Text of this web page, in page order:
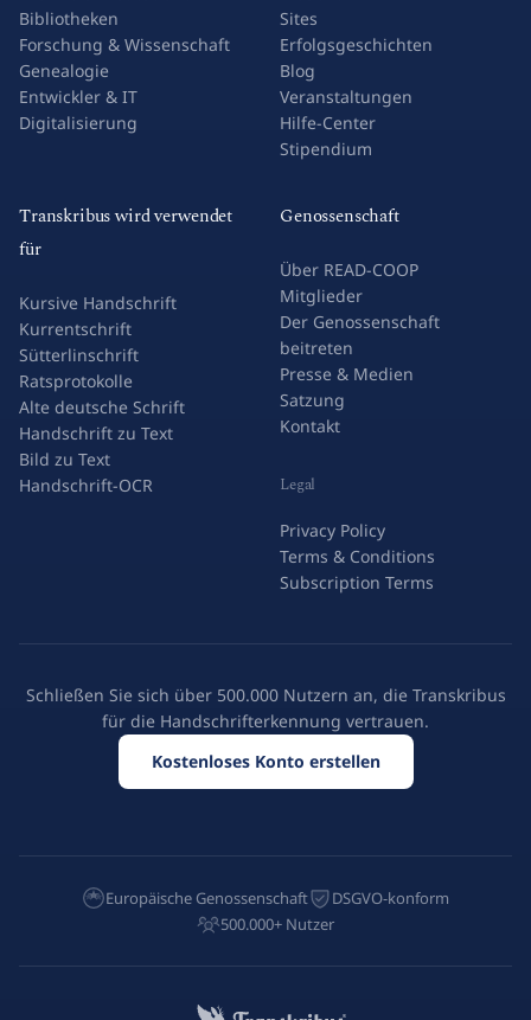
Bibliotheken
Forschung & Wissenschaft
Genealogie
Entwickler & IT
Digitalisierung
Sites
Erfolgsgeschichten
Blog
Veranstaltungen
Hilfe-Center
Stipendium
Transkribus wird verwendet
für
Kursive Handschrift
Kurrentschrift
Sütterlinschrift
Ratsprotokolle
Alte deutsche Schrift
Handschrift zu Text
Bild zu Text
Handschrift-OCR
Genossenschaft
Über READ-COOP
Mitglieder
Der Genossenschaft
beitreten
Presse & Medien
Satzung
Kontakt
Legal
Privacy Policy
Terms & Conditions
Subscription Terms
Schließen Sie sich über 500.000 Nutzern an, die Transkribus
für die Handschrifterkennung vertrauen.
Kostenloses Konto erstellen
Europäische Genossenschaft
DSGVO-konform
500.000+ Nutzer